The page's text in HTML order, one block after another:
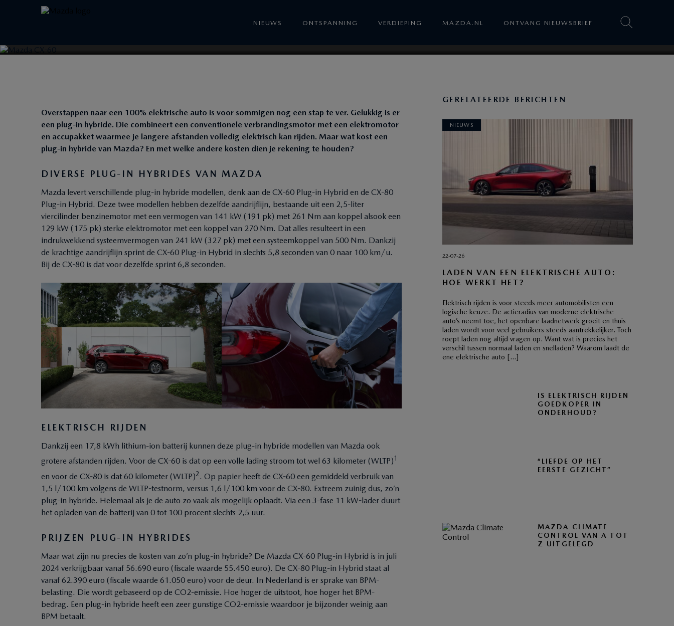
NIEUWS ONTSPANNING VERDIEPING MAZDA.NL ONTVANG NIEUWSBRIEF
PLUG-IN HYBRIDE: DE KOSTEN
Overstappen naar een 100% elektrische auto is voor sommigen nog een stap te ver. Gelukkig is er
een plug-in hybride. Die combineert een conventionele verbrandingsmotor met een elektromotor
en accupakket waarmee je langere afstanden volledig elektrisch kan rijden. Maar wat kost een
plug-in hybride van Mazda? En met welke andere kosten dien je rekening te houden?
DIVERSE PLUG-IN HYBRIDES VAN MAZDA
Mazda levert verschillende plug-in hybride modellen, denk aan de CX-60 Plug-in Hybrid en de CX-80
Plug-in Hybrid. Deze twee modellen hebben dezelfde aandrijflijn, bestaande uit een 2,5-liter
viercilinder benzinemotor met een vermogen van 141 kW (191 pk) met 261 Nm aan koppel alsook een
129 kW (175 pk) sterke elektromotor met een koppel van 270 Nm. Dat alles resulteert in een
indrukwekkend systeemvermogen van 241 kW (327 pk) met een systeemkoppel van 500 Nm. Dankzij
de krachtige aandrijflijn sprint de CX-60 Plug-in Hybrid in slechts 5,8 seconden van 0 naar 100 km/u.
Bij de CX-80 is dat voor dezelfde sprint 6,8 seconden.
ELEKTRISCH RIJDEN
Dankzij een 17,8 kWh lithium-ion batterij kunnen deze plug-in hybride modellen van Mazda ook
grotere afstanden rijden. Voor de CX-60 is dat op een volle lading stroom tot wel 63 kilometer (WLTP)1
en voor de CX-80 is dat 60 kilometer (WLTP)2. Op papier heeft de CX-60 een gemiddeld verbruik van
1,5 l/100 km volgens de WLTP-testnorm, versus 1,6 l/100 km voor de CX-80. Extreem zuinig dus, zo’n
plug-in hybride. Helemaal als je de auto zo vaak als mogelijk oplaadt. Via een 3-fase 11 kW-lader duurt
het opladen van de batterij van 0 tot 100 procent slechts 2,5 uur.
PRIJZEN PLUG-IN HYBRIDES
Maar wat zijn nu precies de kosten van zo’n plug-in hybride? De Mazda CX-60 Plug-in Hybrid is in juli
2024 verkrijgbaar vanaf 56.690 euro (fiscale waarde 55.450 euro). De CX-80 Plug-in Hybrid staat al
vanaf 62.390 euro (fiscale waarde 61.050 euro) voor de deur. In Nederland is er sprake van BPM-
belasting. Die wordt gebaseerd op de CO2-emissie. Hoe hoger de uitstoot, hoe hoger het BPM-
bedrag. Een plug-in hybride heeft een zeer gunstige CO2-emissie waardoor je bijzonder weinig aan
BPM betaalt.
GERELATEERDE BERICHTEN
NIEUWS
22-07-26
LADEN VAN EEN ELEKTRISCHE AUTO:
HOE WERKT HET?
Elektrisch rijden is voor steeds meer automobilisten een
logische keuze. De actieradius van moderne elektrische
auto’s neemt toe, het openbare laadnetwerk groeit en thuis
laden wordt voor veel gebruikers steeds aantrekkelijker. Toch
roept laden nog altijd vragen op. Want wat is precies het
verschil tussen normaal laden en snelladen? Waarom laadt de
ene elektrische auto […]
IS ELEKTRISCH RIJDEN
GOEDKOPER IN
ONDERHOUD?
“LIEFDE OP HET
EERSTE GEZICHT”
MAZDA CLIMATE
CONTROL VAN A TOT
Z UITGELEGD